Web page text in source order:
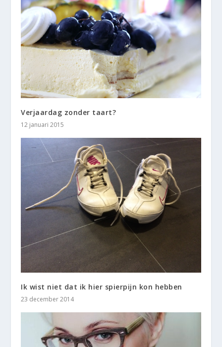
Verjaardag zonder taart?
12 januari 2015
Ik wist niet dat ik hier spierpijn kon hebben
23 december 2014